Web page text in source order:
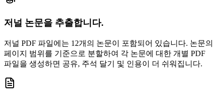
저널 논문을 추출합니다.
저널 PDF 파일에는 12개의 논문이 포함되어 있습니다. 논문의
페이지 범위를 기준으로 분할하여 각 논문에 대한 개별 PDF
파일을 생성하면 공유, 주석 달기 및 인용이 더 쉬워집니다.